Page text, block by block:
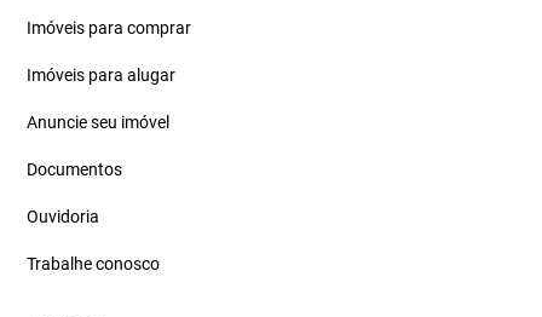
Imóveis para comprar
Imóveis para alugar
Anuncie seu imóvel
Documentos
Ouvidoria
Trabalhe conosco